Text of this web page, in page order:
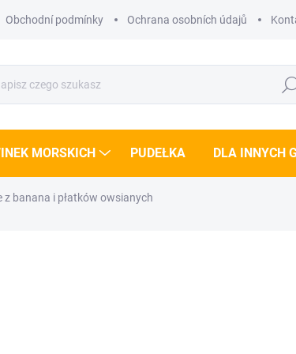
Obchodní podmínky Ochrana osobních údajů
MORSKICH PUDEŁKA DLA INNYCH
banana i płatków owsianych